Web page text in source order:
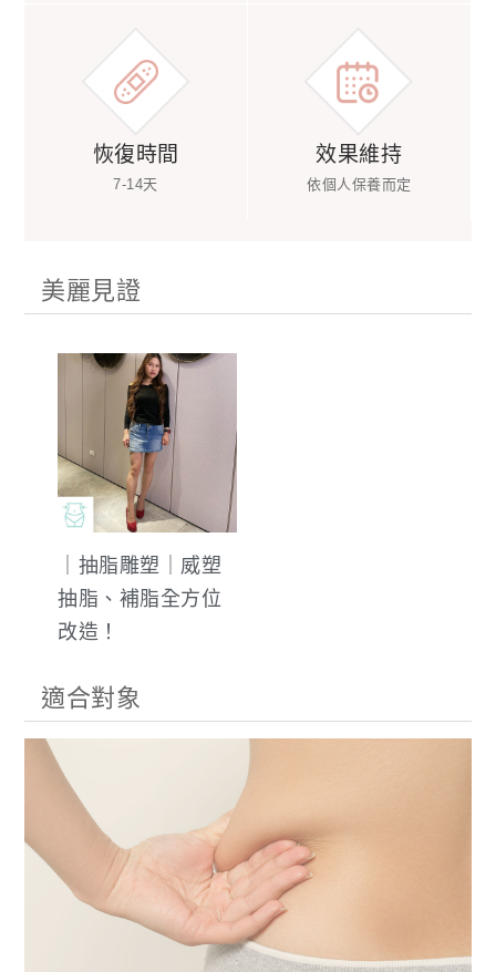
恢復時間
7-14天
效果維持
依個人保養而定
美麗見證
｜抽脂雕塑｜威塑
抽脂、補脂全方位
改造！
適合對象